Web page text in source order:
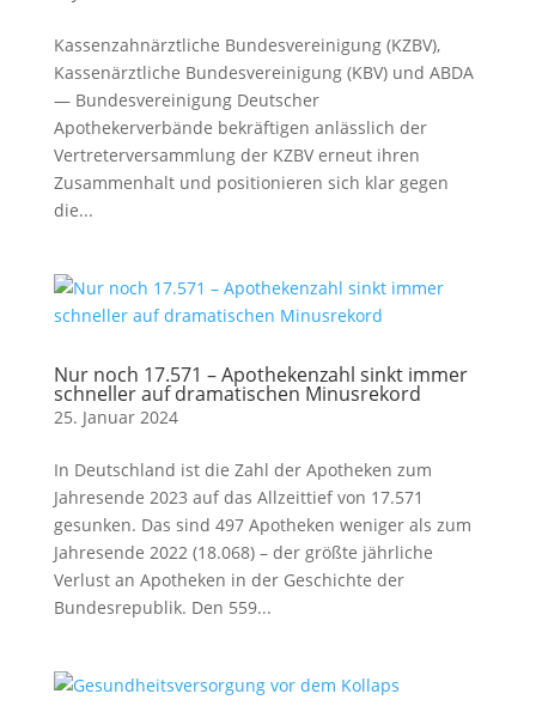
Kassenzahnärztliche Bundesvereinigung (KZBV),
Kassenärztliche Bundesvereinigung (KBV) und ABDA
— Bundesvereinigung Deutscher
Apothekerverbände bekräftigen anlässlich der
Vertreterversammlung der KZBV erneut ihren
Zusammenhalt und positionieren sich klar gegen
die...
Nur noch 17.571 – Apothekenzahl sinkt immer
schneller auf dramatischen Minusrekord
25. Januar 2024
In Deutschland ist die Zahl der Apotheken zum
Jahresende 2023 auf das Allzeittief von 17.571
gesunken. Das sind 497 Apotheken weniger als zum
Jahresende 2022 (18.068) – der größte jährliche
Verlust an Apotheken in der Geschichte der
Bundesrepublik. Den 559...